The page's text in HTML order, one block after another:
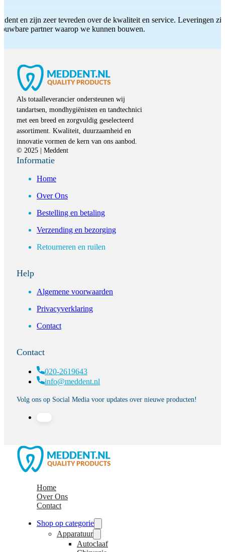
en zijn zeer tevreden over de kwaliteit en service. Leveringen
partner waarop we kunnen bouwen.
Als totaalleverancier ondersteunen wij
tandartsen, mondhygiënisten en tandtechnici
met een breed en zorgvuldig geselecteerd
assortiment. Kwaliteit, duurzaamheid en
innovatie vormen de kern van ons aanbod.
© 2025 | Meddent
Informatie
Home
Over Ons
Bestelling en betaling
Verzending en bezorging
Retourneren en ruilen
Help
Algemene voorwaarden
Privacyverklaring
Contact
Contact
020-2619643
info@meddent.nl
Volg ons op Social Media voor updates over nieuwe producten!
Home
Over Ons
Contact
Shop op categorie
Apparatuur
Autoclaaf